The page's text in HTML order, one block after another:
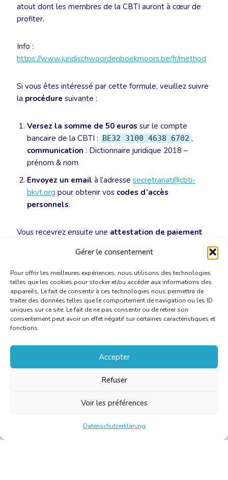
Gérer le consentement
Pour offrir les meilleures expériences, nous utilisons des technologies
telles que les cookies pour stocker et/ou accéder aux informations des
appareils. Le fait de consentir à ces technologies nous permettra de
traiter des données telles que le comportement de navigation ou les ID
uniques sur ce site. Le fait de ne pas consentir ou de retirer son
consentement peut avoir un effet négatif sur certaines caractéristiques et
fonctions.
Accepter
Refuser
Voir les préférences
Datenschutzerklärung
atout dont les membres de la CBTI auront à cœur de
profiter.
Info :
https://www.juridischwoordenboekmoors.be/fr/method
Si vous êtes intéressé par cette formule, veuillez suivre
la procédure suivante :
Versez la somme de 50 euros sur le compte
bancaire de la CBTI : BE32 3100 4638 6702 ,
communication : Dictionnaire juridique 2018 –
prénom & nom
Envoyez un email à l’adresse secretrariat@cbti-
bkvt.org pour obtenir vos codes d’accès
personnels.
Vous recevrez ensuite une attestation de paiement